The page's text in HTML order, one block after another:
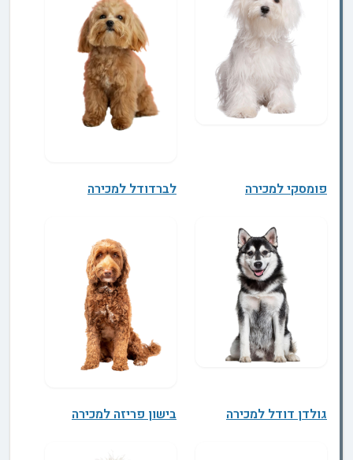
פומסקי למכירה לברדודל למכירה
גולדן דודל למכירה בישון פריזה למכירה